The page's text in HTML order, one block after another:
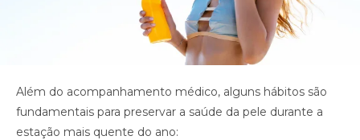
Além do acompanhamento médico, alguns hábitos são
fundamentais para preservar a saúde da pele durante a
estação mais quente do ano: